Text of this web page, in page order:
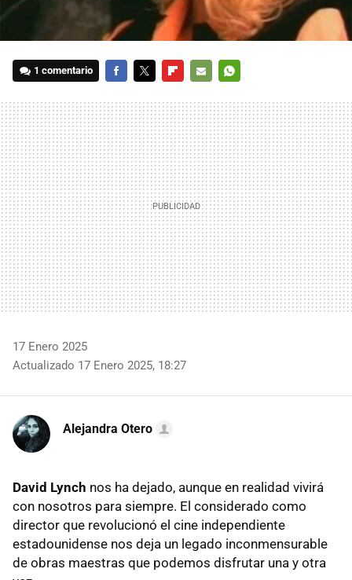
1 comentario
MAIL
17 Enero 2025
Actualizado 17 Enero 2025, 18:27
Alejandra Otero
David Lynch nos ha dejado, aunque en realidad vivirá
con nosotros para siempre. El considerado como
director que revolucionó el cine independiente
estadounidense nos deja un legado inconmensurable
de obras maestras que podemos disfrutar una y otra